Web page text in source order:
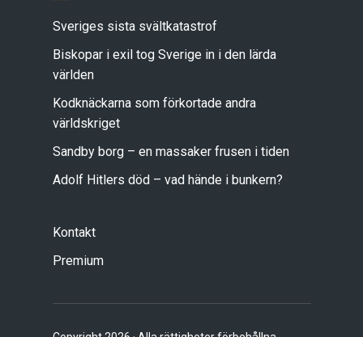
Sveriges sista svältkatastrof
Biskopar i exil tog Sverige in i den lärda
världen
Kodknäckarna som förkortade andra
världskriget
Sandby borg – en massaker frusen i tiden
Adolf Hitlers död – vad hände i bunkern?
Kontakt
Premium